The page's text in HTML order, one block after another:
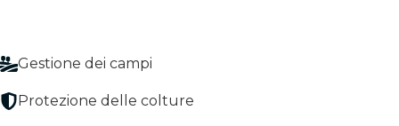
Gestione dei campi
Protezione delle colture